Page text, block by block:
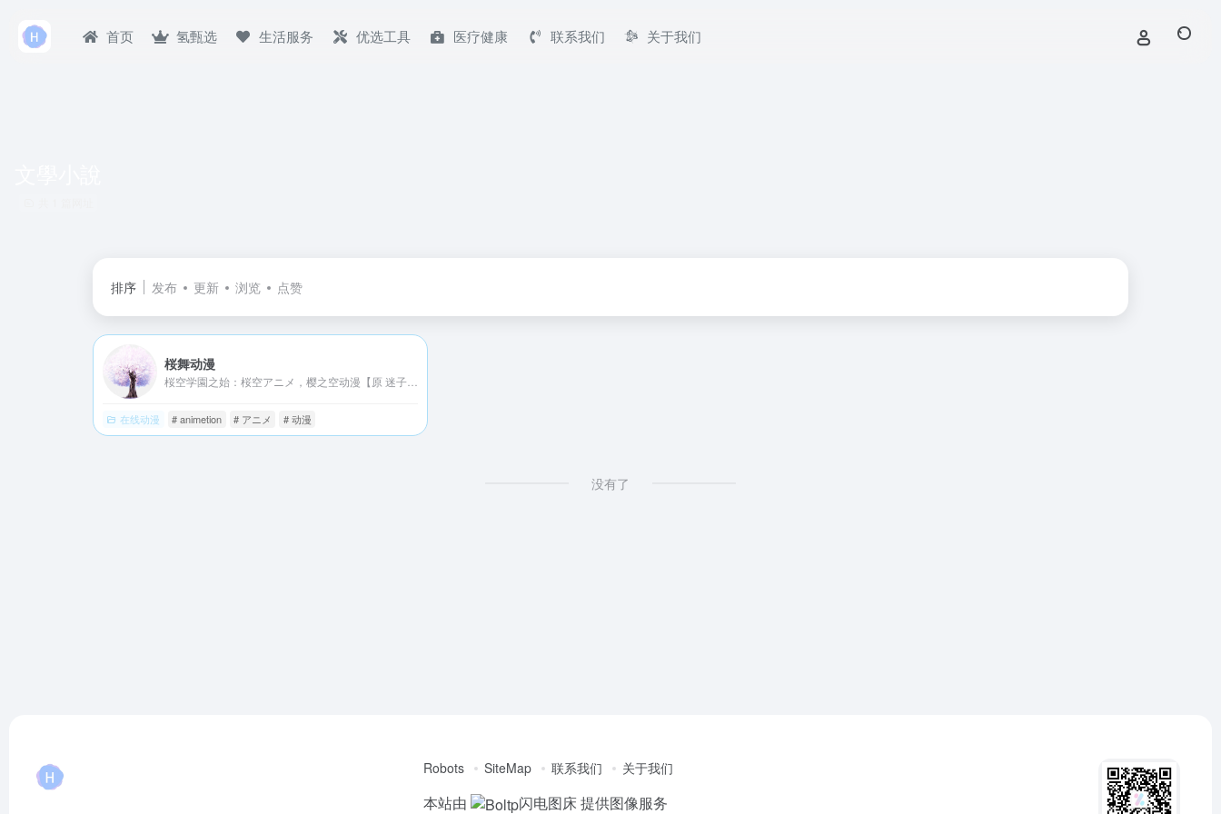
首页 氢甄选 生活服务 优选工具 医疗健康 联系我们 关于我们
排序 发布 更新 浏览 点赞
桜舞动漫
在线动漫 # animetion # アニメ # 动漫
没有了
Robots SiteMap 联系我们 关于我们
本站由 闪电图床提供图像服务